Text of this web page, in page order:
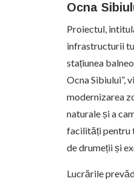
Ocna
Proiectul,
infrastructurii
stațiunea
Ocna Sibiului”,
modernizarea
naturale și a
facilități pentru
de drumeții și
Lucrările